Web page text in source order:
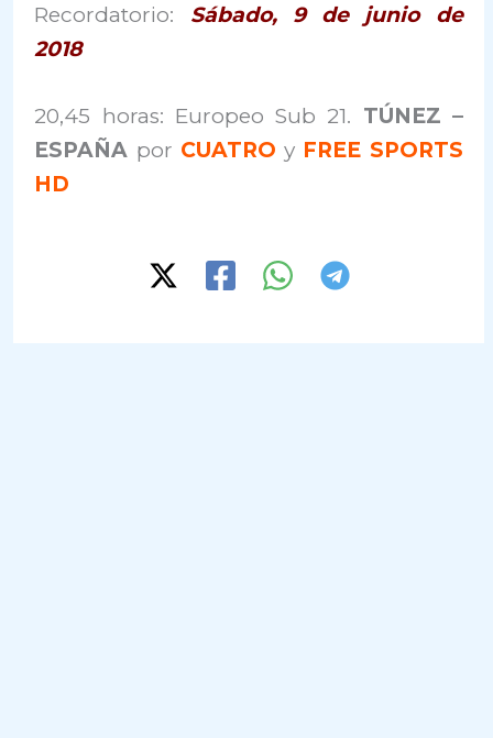
Recordatorio: Sábado, 9 de junio de
2018
20,45 horas: Europeo Sub 21. TÚNEZ –
ESPAÑA por CUATRO y FREE SPORTS
HD